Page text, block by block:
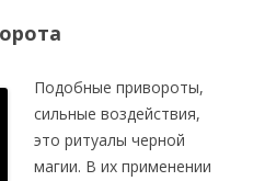
Подобные привороты,
сильные воздействия,
это ритуалы черной
магии. В их применении